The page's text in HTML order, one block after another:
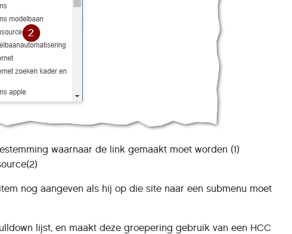
waarnaar de link gemaakt moet worden (1)
nog aangeven als hij op die site naar een submenu moet
lijst, en maakt deze groepering gebruik van een HCC